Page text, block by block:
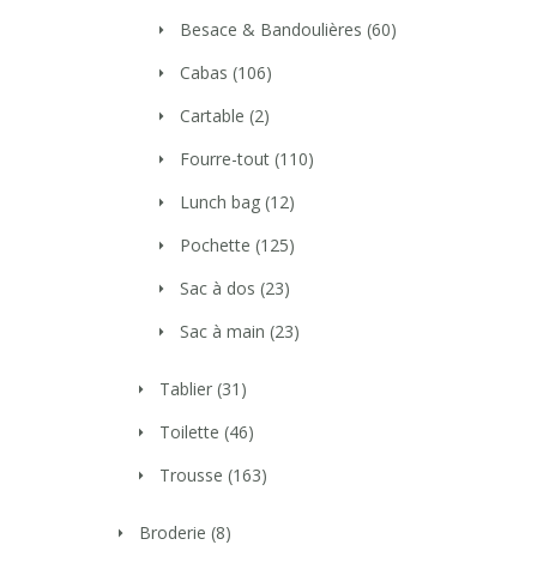
Besace & Bandoulières (60)
Cabas (106)
Cartable (2)
Fourre-tout (110)
Lunch bag (12)
Pochette (125)
Sac à dos (23)
Sac à main (23)
Tablier (31)
Toilette (46)
Trousse (163)
Broderie (8)